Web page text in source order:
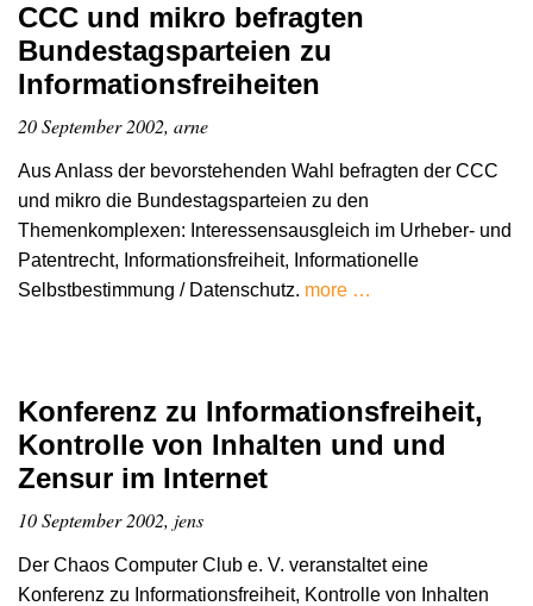
CCC und mikro befragten
Bundestagsparteien zu
Informationsfreiheiten
20 September 2002, arne
Aus Anlass der bevorstehenden Wahl befragten der CCC
und mikro die Bundestagsparteien zu den
Themenkomplexen: Interessensausgleich im Urheber- und
Patentrecht, Informationsfreiheit, Informationelle
Selbstbestimmung / Datenschutz. more …
Konferenz zu Informationsfreiheit,
Kontrolle von Inhalten und und
Zensur im Internet
10 September 2002, jens
Der Chaos Computer Club e. V. veranstaltet eine
Konferenz zu Informationsfreiheit, Kontrolle von Inhalten